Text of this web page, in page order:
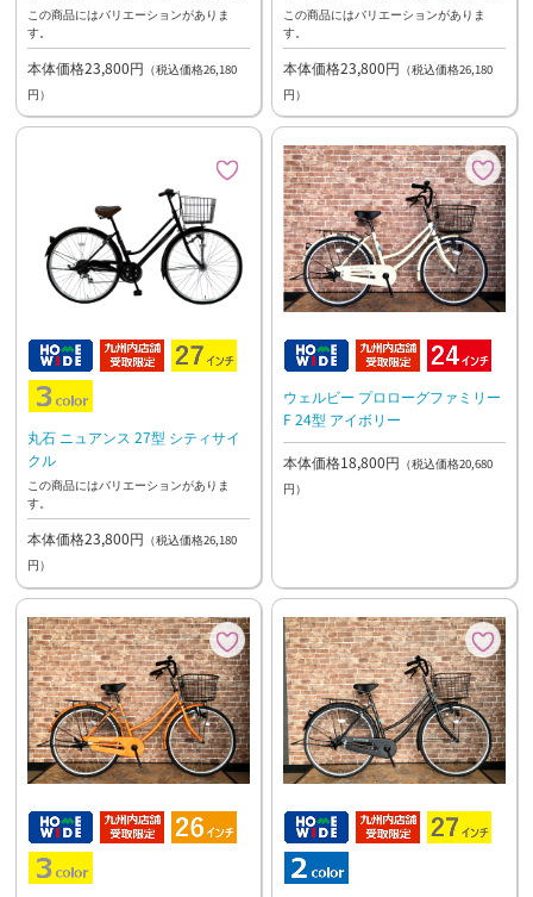
この商品にはバリエーションがありま
す。
本体価格23,800円 （税込価格26,180
円）
この商品にはバリエーションがありま
す。
本体価格23,800円 （税込価格26,180
円）
丸石 ニュアンス 27型 シティサイ
クル
この商品にはバリエーションがありま
す。
本体価格23,800円 （税込価格26,180
円）
ウェルビー プロローグファミリー
F 24型 アイボリー
本体価格18,800円 （税込価格20,680
円）